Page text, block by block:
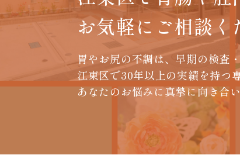
お気軽に ご相談
胃やお尻の不調は、早期の検査
江東区で30年以上の実績を持つ
あなたのお悩みに真摯に向き合い